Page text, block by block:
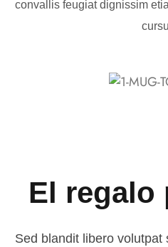
convallis feugiat dignissim
El regalo
Sed blandit libero volutpat